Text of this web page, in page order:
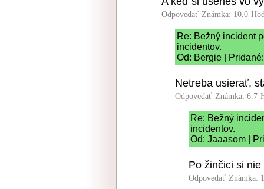
Odpovedať Známka: 10.0
Re: Bežný incident
incidentov.
Od: Bergie |
Netreba usierať,
Odpovedať Známka: 6.7
Re: Bežný
incidentov.
Od: Jaaasom |
Po žinčici si
Odpovedať Známka: